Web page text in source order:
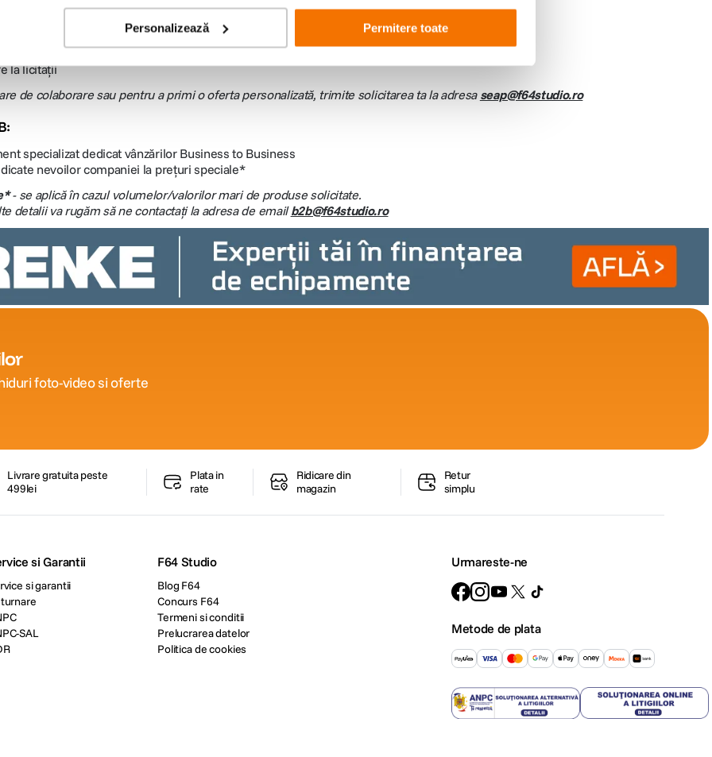
Personalizează Permitere toate
Electronic de Achiziții Publice):
identificarea produselor dorite
preț în maxim 48 ore
la licitații
de colaborare sau pentru a primi o oferta personalizată, trimite solicitarea ta la adresa seap@f64studio.ro
specializat dedicat vânzărilor Business to Business
nevoilor companiei la prețuri speciale*
- se aplică în cazul volumelor/valorilor mari de produse solicitate.
detalii va rugăm să ne contactați la adresa de emailb2b@f64studio.ro
foto-video si oferte
Livrare gratuita peste
499lei
Plata in
rate
Ridicare din
magazin
Retur
simplu
si Garantii
si garantii
SAL
F64 Studio
Blog F64
Concurs F64
Termeni si conditii
Prelucrarea datelor
Politica de cookies
Urmareste-ne
Metode de plata